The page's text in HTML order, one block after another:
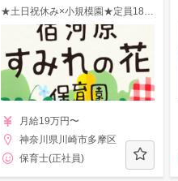
★土日祝休み×小規模園★定員18名！チームワーク良好な職場で丁寧な保育を実践♪
月給19万円〜
神奈川県川崎市多摩区
保育士(正社員)